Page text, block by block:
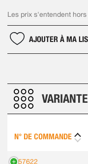
Les prix s'entendent hors
AJOUTER À MA
N° DE COMMANDE
557622